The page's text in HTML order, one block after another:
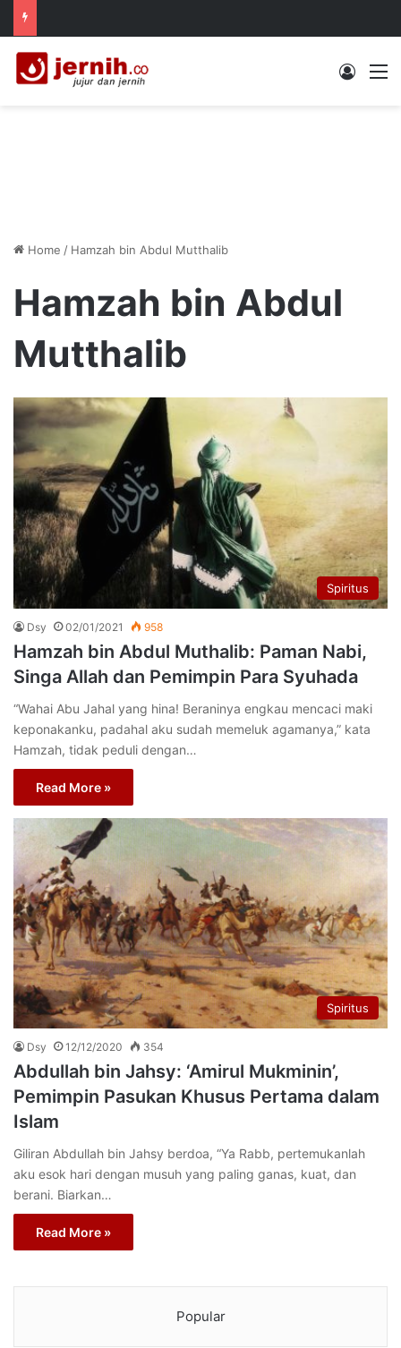
Log In
Home / Hamzah bin Abdul Mutthalib
Hamzah bin Abdul
Mutthalib
Spiritus
Dsy 02/01/2021 958
Hamzah bin Abdul Muthalib: Paman Nabi,
Singa Allah dan Pemimpin Para Syuhada
“Wahai Abu Jahal yang hina! Beraninya engkau mencaci maki
keponakanku, padahal aku sudah memeluk agamanya,” kata
Hamzah, tidak peduli dengan…
Read More »
Spiritus
Dsy 12/12/2020 354
Abdullah bin Jahsy: ‘Amirul Mukminin’,
Pemimpin Pasukan Khusus Pertama dalam
Islam
Giliran Abdullah bin Jahsy berdoa, “Ya Rabb, pertemukanlah
aku esok hari dengan musuh yang paling ganas, kuat, dan
berani. Biarkan…
Read More »
Popular